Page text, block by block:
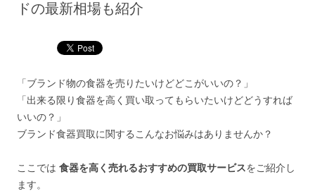
ドの最新相場も紹介
「ブランド物の食器を売りたいけどどこがいいの？」
「出来る限り食器を高く買い取ってもらいたいけどどうすれば
いいの？」
ブランド食器買取に関するこんなお悩みはありませんか？
ここでは 食器を高く売れるおすすめの買取サービスをご紹介し
ます。